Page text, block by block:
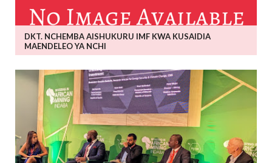
DKT. NCHEMBA AISHUKURU IMF KWA KUSAIDIA
MAENDELEO YA NCHI